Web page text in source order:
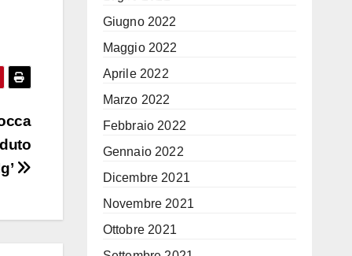
Giugno 2022
Maggio 2022
Aprile 2022
Marzo 2022
Febbraio 2022
Gennaio 2022
Dicembre 2021
Novembre 2021
Ottobre 2021